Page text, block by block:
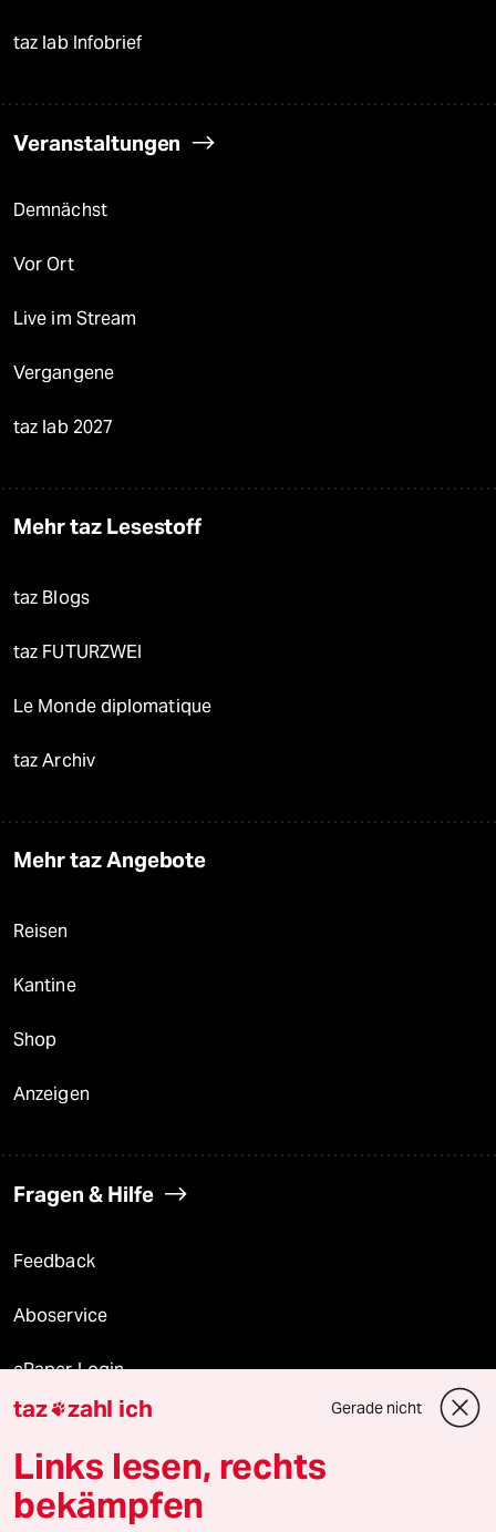
taz lab Infobrief
Veranstaltungen
Demnächst
Vor Ort
Live im Stream
Vergangene
taz lab 2027
Mehr taz Lesestoff
taz Blogs
taz FUTURZWEI
Le Monde diplomatique
taz Archiv
Mehr taz Angebote
Reisen
Kantine
Shop
Anzeigen
Fragen & Hilfe
Feedback
Aboservice
ePaper Login
Downloads für Abonnierende
© 2026 taz Verlags und Vertriebs GmbH
taz zahl ich Gerade nicht
Links lesen, rechts
bekämpfen